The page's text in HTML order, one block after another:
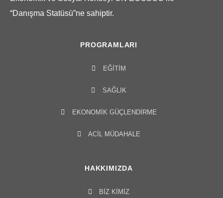
“Danışma Statüsü”ne sahiptir.
PROGRAMLARI
EĞITIM
SAĞLIK
EKONOMIK GÜÇLENDIRME
ACIL MÜDAHALE
HAKKIMIZDA
BIZ KIMIZ